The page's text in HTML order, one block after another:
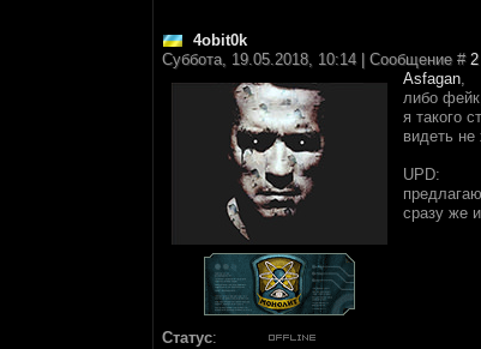
4obit0k
Суббота, 19.05.2018, 10:14 | Сообщение # 2
Статус:
Asfagan,
либо
я такого
видеть не
UPD:
сразу же